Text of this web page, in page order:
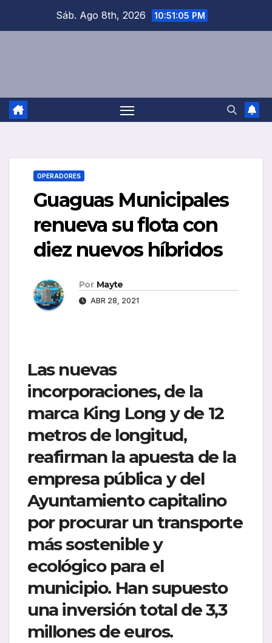
Sáb. Ago 8th, 2026 10:51:06 PM
OPERADORES
Guaguas Municipales
renueva su flota con
diez nuevos híbridos
Por Mayte
ABR 28, 2021
Las nuevas
incorporaciones, de la
marca King Long y de 12
metros de longitud,
reafirman la apuesta de la
empresa pública y del
Ayuntamiento capitalino
por procurar un transporte
más sostenible y
ecológico para el
municipio. Han supuesto
una inversión total de 3,3
millones de euros.